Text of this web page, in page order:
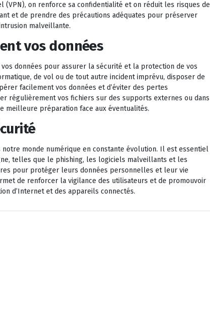
(VPN), on renforce sa confidentialité et on réduit les risques de
et de prendre des précautions adéquates pour préserver
malveillante.
vos données
données pour assurer la sécurité et la protection de vos
de vol ou de tout autre incident imprévu, disposer de
facilement vos données et d’éviter des pertes
régulièrement vos fichiers sur des supports externes ou dans
meilleure préparation face aux éventualités.
monde numérique en constante évolution. Il est essentiel
telles que le phishing, les logiciels malveillants et les
pour protéger leurs données personnelles et leur vie
de renforcer la vigilance des utilisateurs et de promouvoir
d’Internet et des appareils connectés.